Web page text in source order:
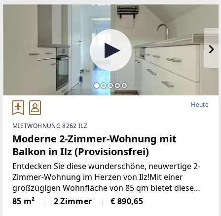
Heute
MIETWOHNUNG 8262 ILZ
Moderne 2-Zimmer-Wohnung mit
Balkon in Ilz (Provisionsfrei)
Entdecken Sie diese wunderschöne, neuwertige 2-
Zimmer-Wohnung im Herzen von Ilz!Mit einer
großzügigen Wohnfläche von 85 qm bietet diese
Wohnung den idealen Raumfür Singles oder Paare.
Die lichtdurchfluteten Räume überzeugen durch
85 m² 2 Zimmer € 890,65